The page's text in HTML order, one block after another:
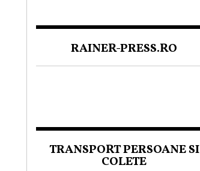
RAINER-PRESS.RO
TRANSPORT PERSOANE SI
COLETE